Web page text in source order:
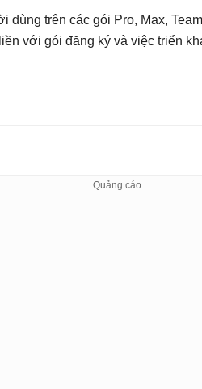
dùng trên các gói Pro, Max,
với gói đăng ký và việc triển